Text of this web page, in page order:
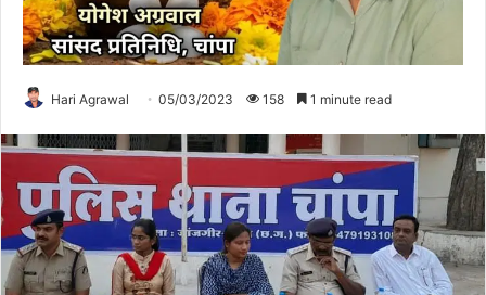
Hari Agrawal 05/03/2023 158 1 minute read